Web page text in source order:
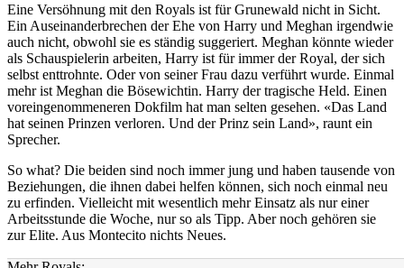
Eine Versöhnung mit den Royals ist für Grunewald nicht in Sicht.
Ein Auseinanderbrechen der Ehe von Harry und Meghan irgendwie
auch nicht, obwohl sie es ständig suggeriert. Meghan könnte wieder
als Schauspielerin arbeiten, Harry ist für immer der Royal, der sich
selbst enttrohnte. Oder von seiner Frau dazu verführt wurde. Einmal
mehr ist Meghan die Bösewichtin. Harry der tragische Held. Einen
voreingenommeneren Dokfilm hat man selten gesehen. «Das Land
hat seinen Prinzen verloren. Und der Prinz sein Land», raunt ein
Sprecher.
So what? Die beiden sind noch immer jung und haben tausende von
Beziehungen, die ihnen dabei helfen können, sich noch einmal neu
zu erfinden. Vielleicht mit wesentlich mehr Einsatz als nur einer
Arbeitsstunde die Woche, nur so als Tipp. Aber noch gehören sie
zur Elite. Aus Montecito nichts Neues.